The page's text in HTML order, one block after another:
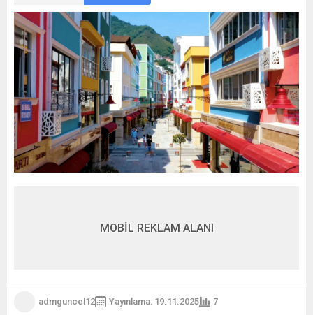
MOBİL REKLAM ALANI
admguncel12 Yayınlama: 19.11.2025 7